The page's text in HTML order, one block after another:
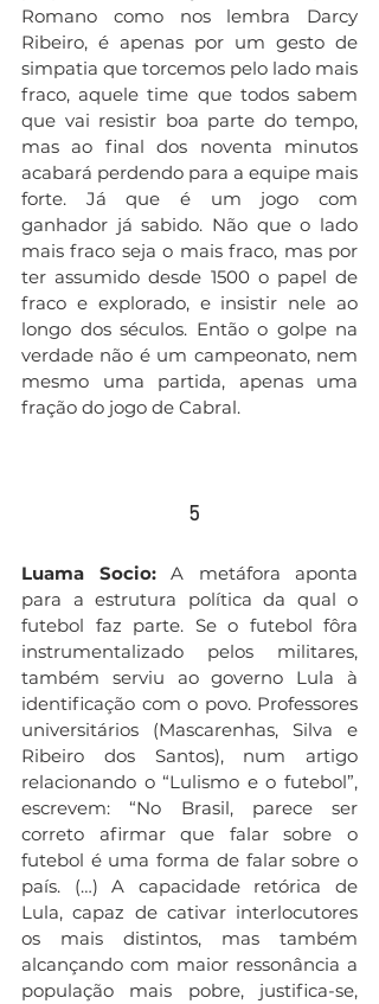
Romano como nos lembra Darcy
Ribeiro, é apenas por um gesto de
simpatia que torcemos pelo lado mais
fraco, aquele time que todos sabem
que vai resistir boa parte do tempo,
mas ao final dos noventa minutos
acabará perdendo para a equipe mais
forte. Já que é um jogo com
ganhador já sabido. Não que o lado
mais fraco seja o mais fraco, mas por
ter assumido desde 1500 o papel de
fraco e explorado, e insistir nele ao
longo dos séculos. Então o golpe na
verdade não é um campeonato, nem
mesmo uma partida, apenas uma
fração do jogo de Cabral.
  5
Luama Socio: A metáfora aponta
para a estrutura política da qual o
futebol faz parte. Se o futebol fôra
instrumentalizado pelos militares,
também serviu ao governo Lula à
identificação com o povo. Professores
universitários (Mascarenhas, Silva e
Ribeiro dos Santos), num artigo
relacionando o “Lulismo e o futebol”,
escrevem: “No Brasil, parece ser
correto afirmar que falar sobre o
futebol é uma forma de falar sobre o
país. (…) A capacidade retórica de
Lula, capaz de cativar interlocutores
os mais distintos, mas também
alcançando com maior ressonância a
população mais pobre, justifica-se,